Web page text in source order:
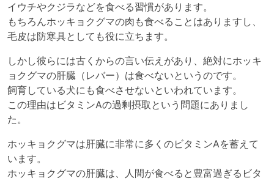
イウチやクジラなどを食べる習慣があります。
もちろんホッキョクグマの肉も食べることはありますし、
毛皮は防寒具としても役に立ちます。
しかし彼らには古くからの言い伝えがあり、絶対にホッキ
ョクグマの肝臓（レバー）は食べないというのです。
飼育している犬にも食べさせないといわれています。
この理由はビタミンAの過剰摂取という問題にありまし
た。
ホッキョクグマは肝臓に非常に多くのビタミンAを蓄えて
います。
ホッキョクグマの肝臓は、人間が食べると豊富過ぎるビタ